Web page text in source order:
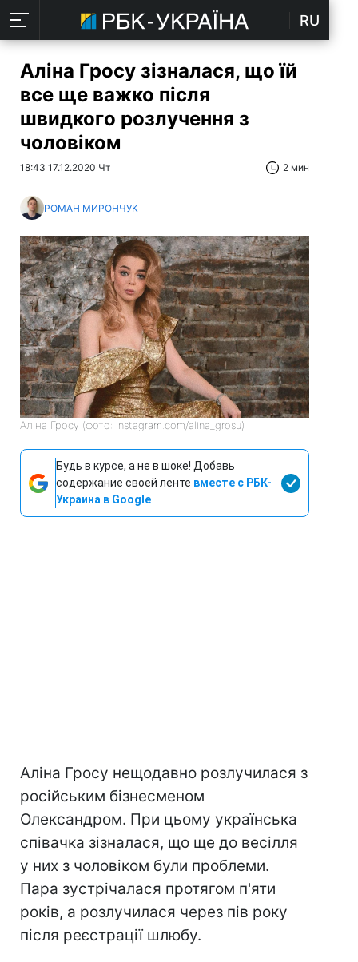
RU
Аліна Гросу зізналася, що їй
все ще важко після
швидкого розлучення з
чоловіком
18:43 17.12.2020 Чт 2 мин
РОМАН МИРОНЧУК
Аліна Гросу (фото: instagram.com/alina_grosu)
Будь в курсе, а не в шоке! Добавь
содержание своей ленте вместе с РБК-
Украина в Google
Аліна Гросу нещодавно розлучилася з
російським бізнесменом
Олександром. При цьому українська
співачка зізналася, що ще до весілля
у них з чоловіком були проблеми.
Пара зустрічалася протягом п'яти
років, а розлучилася через пів року
після реєстрації шлюбу.